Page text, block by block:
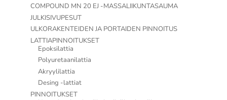
COMPOUND MN 20 EJ -MASSALIIKUNTASAUMA
JULKISIVUPESUT
ULKORAKENTEIDEN JA PORTAIDEN PINNOITUS
LATTIAPINNOITUKSET
Epoksilattia
Polyuretaanilattia
Akryylilattia
Desing -lattiat
PINNOITUKSET